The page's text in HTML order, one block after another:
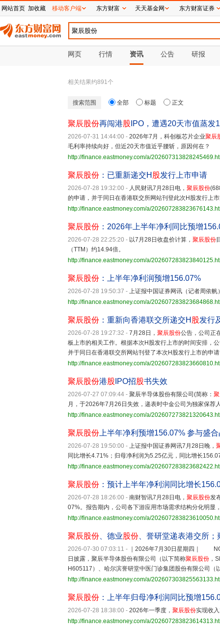
网页 行情 资讯 公告 研报
相关结果约891个
搜索范围 全部 标题 正文
聚辰股份再闯港股 IPO，遭遇20天市值蒸发
2026-07-31 14:44:00 - 2026年7月，科创板芯片企业聚辰
毛利率持续向好，但近20天市值近乎腰斩，原因何在？
http://finance.eastmoney.com/a/
聚辰股份 ：已重新递交H 股发行上市申请
2026-07-28 19:32:00 - 人民财讯7月28日电， 聚辰股份
的申请，并于同日在香港联交所网站刊登此次H股发行上
http://finance.eastmoney.com/a/
聚辰股份 ：2026年上半年净利同比预增
2026-07-28 22:25:20 - 以7月28日收盘价计算， 聚辰股份
（TTM）约14.94倍。
http://finance.eastmoney.com/a/
聚辰股份 ：上半年净利润预增156.07%
2026-07-28 19:50:37 - 上证报中国证券网讯（记者周依帆
http://finance.eastmoney.com/a/
聚辰股份 ：重新向香港联交所递交H 股发行
2026-07-28 19:27:32 - 7月28日， 聚辰股份公告，公司正
板上市的相关工作。根据本次H股发行上市的时间安排，
并于同日在香港联交所网站刊登了本次H股发行上市的申
http://finance.eastmoney.com/a/
聚辰股份港股 IPO招股书失效
2026-07-27 07:09:44 - 聚辰半导体股份有限公司(简称：
月，于2026年7月26日失效，递表时中金公司为独家保荐
http://finance.eastmoney.com/a/
聚辰股份 上半年净利预增156.07% 参与盛
2026-07-28 19:50:00 - 上证报中国证券网讯7月28日晚，
同比增长4.71%；归母净利润为5.25亿元，同比增长
http://finance.eastmoney.com/a/
聚辰股份 ：预计上半年净利润同比增长
2026-07-28 18:26:00 - 南财智讯7月28日电， 聚辰股份发
07%。报告期内，公司各下游应用市场需求结构分化明显
http://finance.eastmoney.com/a/
聚辰股份 、德业股份 、誉研堂递表港交所
2026-07-30 07:03:11 -
｜2026年7月30日星期四｜
日披露，聚辰半导体股份有限公司（以下简称聚辰股份 ，
H605117）、哈尔滨誉研堂中医门诊集团股份有限公司（
http://finance.eastmoney.com/a/
聚辰股份 ：上半年归母净利润同比预增
2026-07-28 18:38:00 - 2026年一季度， 聚辰股份实现收
http://finance.eastmoney.com/a/
网站首页 加收藏 移动客户端 东方财富 天天基金网 东方财富证券